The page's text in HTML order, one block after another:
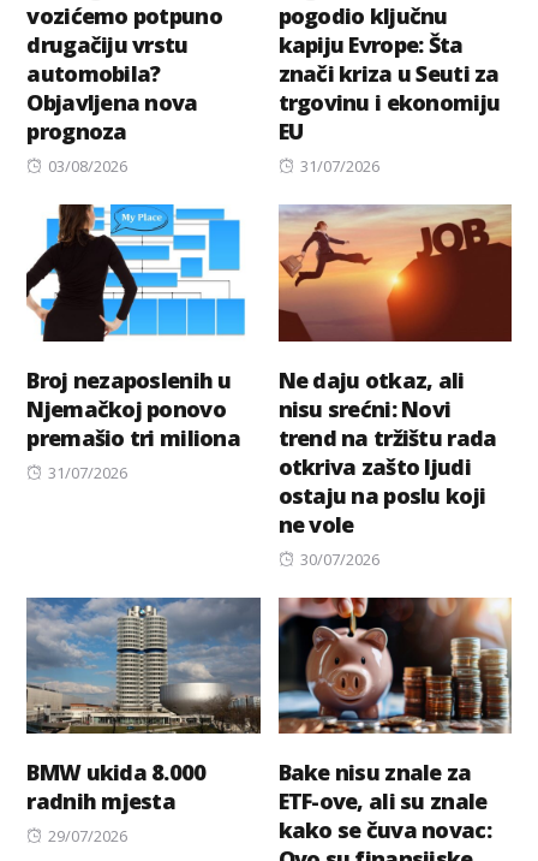
vozićemo potpuno
drugačiju vrstu
automobila?
Objavljena nova
prognoza
Posted
03/08/2026
pogodio ključnu
kapiju Evrope: Šta
znači kriza u Seuti za
trgovinu i ekonomiju
EU
Posted
31/07/2026
Broj nezaposlenih u
Njemačkoj ponovo
premašio tri miliona
Posted
31/07/2026
Ne daju otkaz, ali
nisu srećni: Novi
trend na tržištu rada
otkriva zašto ljudi
ostaju na poslu koji
ne vole
Posted
30/07/2026
BMW ukida 8.000
radnih mjesta
Posted
29/07/2026
Bake nisu znale za
ETF-ove, ali su znale
kako se čuva novac: